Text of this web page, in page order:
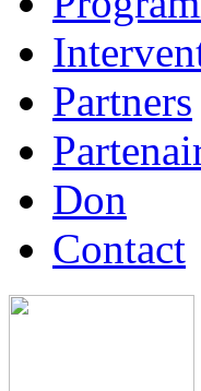
Partners
Don
Contact